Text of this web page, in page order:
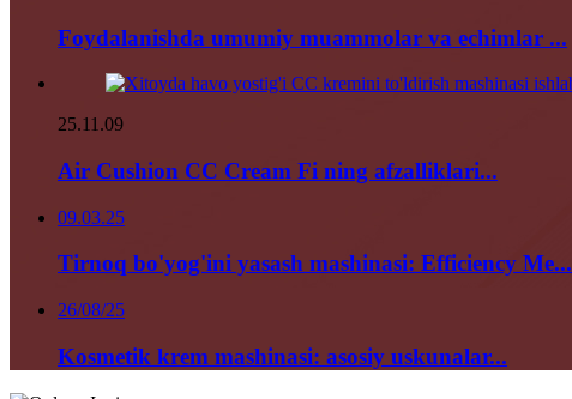
Foydalanishda umumiy muammolar va echimlar ...
25.11.09
Air Cushion CC Cream Fi ning afzalliklari...
09.03.25
Tirnoq bo'yog'ini yasash mashinasi: Efficiency Me...
26/08/25
Kosmetik krem ​​mashinasi: asosiy uskunalar...